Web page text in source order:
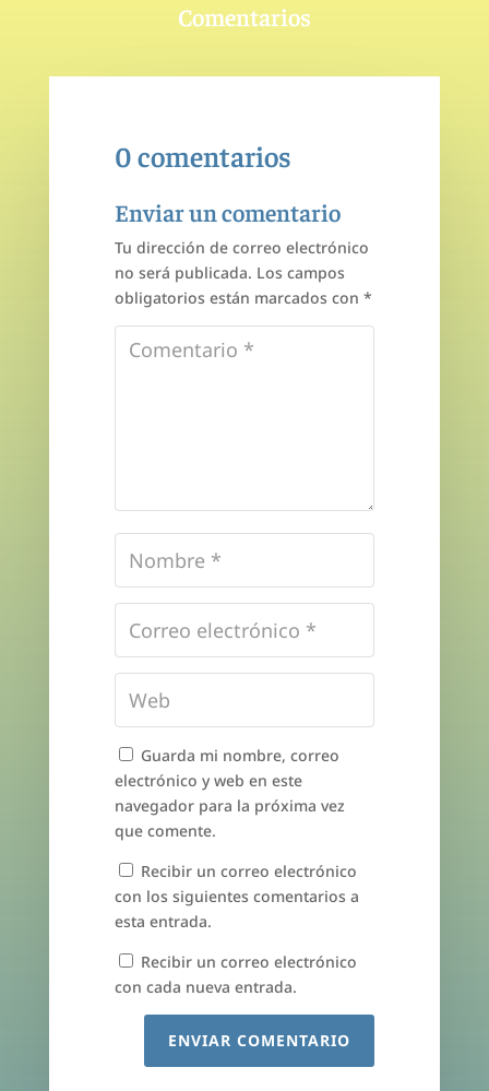
Comentarios
0 comentarios
Enviar un comentario
Tu dirección de correo electrónico
no será publicada. Los campos
obligatorios están marcados con *
Guarda mi nombre, correo
electrónico y web en este
navegador para la próxima vez
que comente.
Recibir un correo electrónico
con los siguientes comentarios a
esta entrada.
Recibir un correo electrónico
con cada nueva entrada.
ENVIAR COMENTARIO